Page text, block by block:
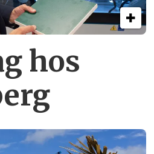
hos